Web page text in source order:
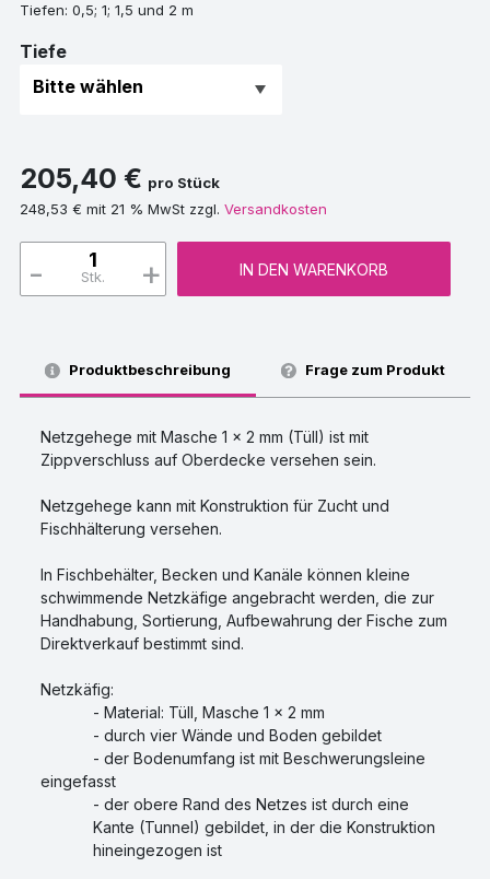
Tiefen: 0,5; 1; 1,5 und 2 m
Tiefe
205,40 € pro Stück
248,53 € mit 21 % MwSt zzgl. Versandkosten
Stk. +
- IN DEN WARENKORB
Produktbeschreibung Frage zum Produkt
Netzgehege mit Masche 1 x 2 mm (Tüll) ist mit
Zippverschluss auf Oberdecke versehen sein.
Netzgehege kann mit Konstruktion für Zucht und
Fischhälterung versehen.
In Fischbehälter, Becken und Kanäle können kleine
schwimmende Netzkäfige angebracht werden, die zur
Handhabung, Sortierung, Aufbewahrung der Fische zum
Direktverkauf bestimmt sind.
Netzkäfig:
- Material: Tüll, Masche 1 x 2 mm
- durch vier Wände und Boden gebildet
- der Bodenumfang ist mit Beschwerungsleine
eingefasst
- der obere Rand des Netzes ist durch eine
Kante (Tunnel) gebildet, in der die Konstruktion
hineingezogen ist